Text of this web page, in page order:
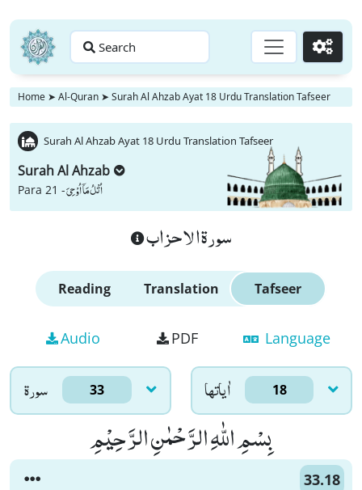
Search Go
Home ➤ Al-Quran ➤ Surah Al Ahzab Ayat 18 Urdu Translation Tafseer
Surah Al Ahzab Ayat 18 Urdu Translation Tafseer
Surah Al Ahzab
Para 21 -اُتْلُ مَاۤ اُوْحِیَ
سورة الاحزاب
Reading Translation Tafseer
Audio PDF Language
سورۃ 33 اٰياتها 18
بِسْمِ اللّٰهِ الرَّحْمٰنِ الرَّحِیْمِ
33.18